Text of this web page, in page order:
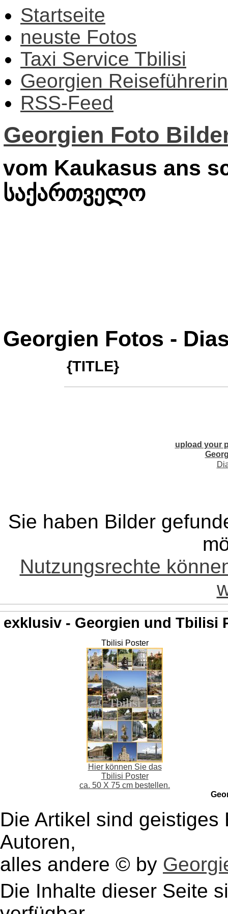
Startseite
neuste Fotos
Taxi Service Tbilisi
Georgien Reiseführerin
RSS-Feed
Georgien Foto
vom Kaukasus ans
საქართველო
Georgien Fotos -
{TITLE}
upload your
Sie haben Bilder
Nutzungsrechte
exklusiv - Georgien und Tbilisi
Tbilisi Poster
Hier können Sie das
Tbilisi Poster
ca. 50 X 75 cm bestellen.
Die Artikel sind
Autoren,
alles andere © by
Die Inhalte dieser Seite